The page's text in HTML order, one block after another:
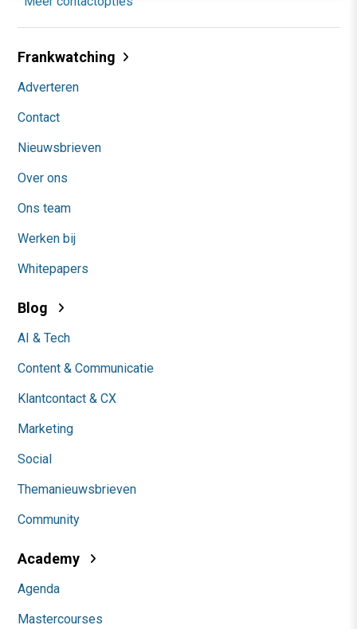
Frankwatching
Adverteren
Contact
Nieuwsbrieven
Over ons
Ons team
Werken bij
Whitepapers
Blog
AI & Tech
Content & Communicatie
Klantcontact & CX
Marketing
Social
Themanieuwsbrieven
Community
Academy
Agenda
Mastercourses